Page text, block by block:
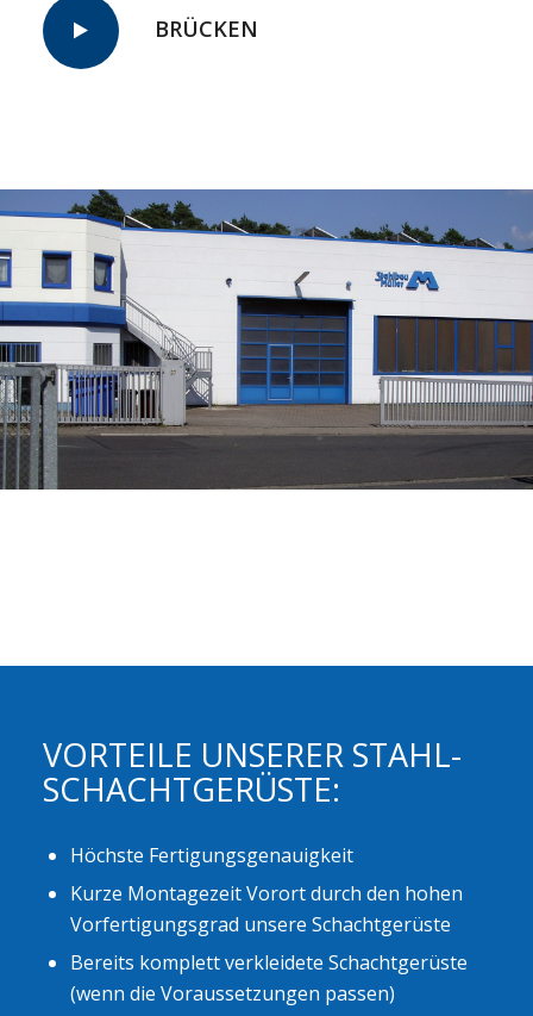
BRÜCKEN
VORTEILE UNSERER STAHL-
SCHACHTGERÜSTE:
Höchste Fertigungsgenauigkeit
Kurze Montagezeit Vorort durch den hohen
Vorfertigungsgrad unsere Schachtgerüste
Bereits komplett verkleidete Schachtgerüste
(wenn die Voraussetzungen passen)